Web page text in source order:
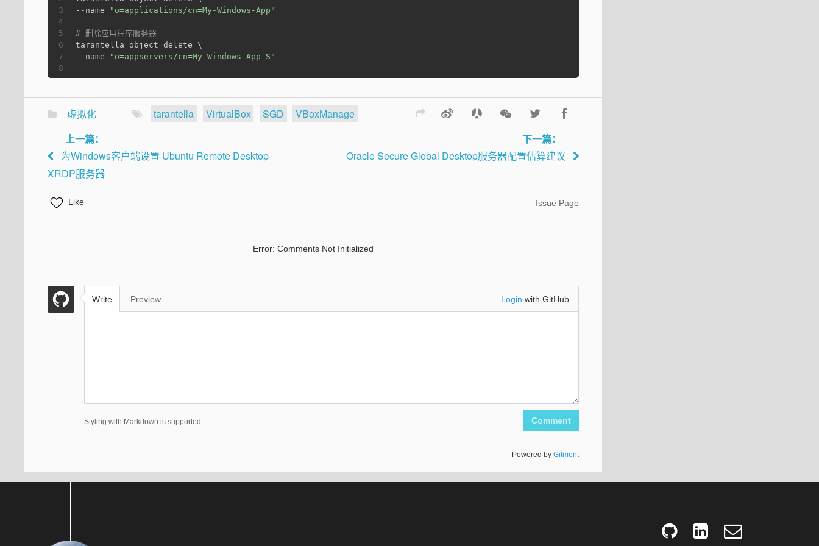
3
4
5
6
7
8
--name
"o=applications/cn=My-Windows-App"
# 删除应用程序服务器
tarantella object delete \
--name
"o=appservers/cn=My-Windows-App-S"
虚拟化 tarantella VirtualBox SGD
VBoxManage
上一篇：
为Windows客户端设置 Ubuntu Remote Desktop
XRDP服务器
下一篇：
Oracle Secure Global Desktop服务器配置估算建议
Like Issue Page
Error: Comments Not Initialized
Write Preview Login with GitHub
Styling with Markdown is supported Comment
Powered by Gitment